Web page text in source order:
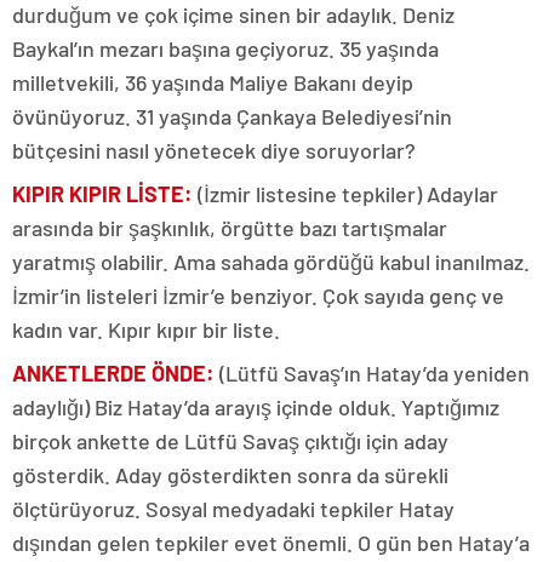
durduğum ve çok içime sinen bir adaylık. Deniz
Baykal’ın mezarı başına geçiyoruz. 35 yaşında
milletvekili, 36 yaşında Maliye Bakanı deyip
övünüyoruz. 31 yaşında Çankaya Belediyesi’nin
bütçesini nasıl yönetecek diye soruyorlar?
KIPIR KIPIR LİSTE: (İzmir listesine tepkiler) Adaylar
arasında bir şaşkınlık, örgütte bazı tartışmalar
yaratmış olabilir. Ama sahada gördüğü kabul inanılmaz.
İzmir’in listeleri İzmir’e benziyor. Çok sayıda genç ve
kadın var. Kıpır kıpır bir liste.
ANKETLERDE ÖNDE: (Lütfü Savaş’ın Hatay’da yeniden
adaylığı) Biz Hatay’da arayış içinde olduk. Yaptığımız
birçok ankette de Lütfü Savaş çıktığı için aday
gösterdik. Aday gösterdikten sonra da sürekli
ölçtürüyoruz. Sosyal medyadaki tepkiler Hatay
dışından gelen tepkiler evet önemli. O gün ben Hatay’a